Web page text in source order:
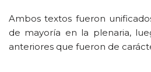
Ambos textos fueron
de mayoría en la plenaria,
anteriores que fueron de